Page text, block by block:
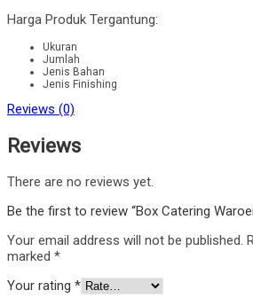
Harga Produk Tergantung:
Ukuran
Jumlah
Jenis Bahan
Jenis Finishing
Reviews (0)
Reviews
There are no reviews yet.
Be the first to review “Box Catering
Your email address will not be published.
marked *
Your rating *